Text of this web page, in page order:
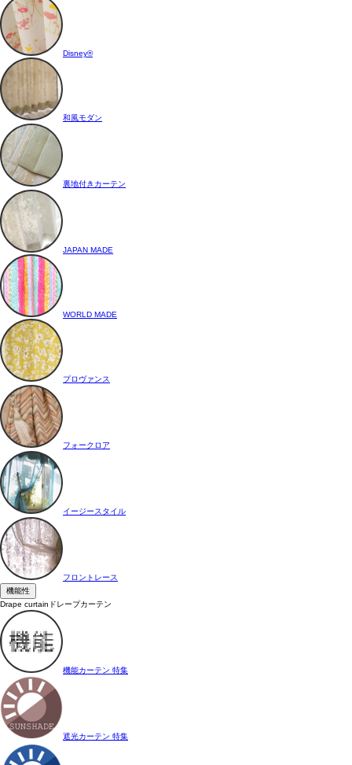
Disney®
和風モダン
裏地付きカーテン
JAPAN MADE
WORLD MADE
プロヴァンス
フォークロア
イージースタイル
フロントレース
機能性
Drape curtain ドレープカーテン
機能カーテン 特集
遮光カーテン 特集